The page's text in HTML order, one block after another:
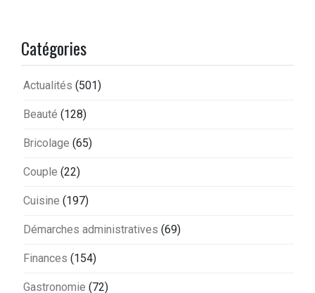
Catégories
Actualités (501)
Beauté (128)
Bricolage (65)
Couple (22)
Cuisine (197)
Démarches administratives (69)
Finances (154)
Gastronomie (72)